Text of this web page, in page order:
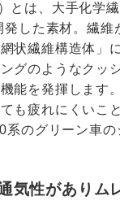
とは、大手化学
した素材。繊維
状繊維構造体」
グのようなクッ
能を発揮します
も疲れにくいこ
系のグリーン車の
気性がありム